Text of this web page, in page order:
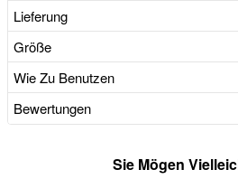
Lieferung
Größe
Wie Zu Benutzen
Bewertungen
Sie Mögen